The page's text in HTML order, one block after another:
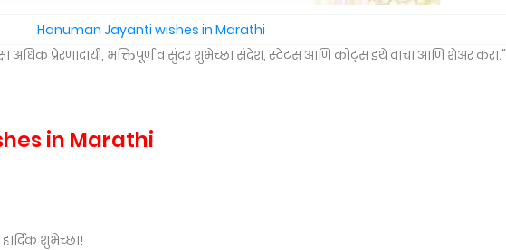
Hanuman Jayanti wishes in Marathi
अधिक प्रेरणादायी, भक्तिपूर्ण व सुंदर शुभेच्छा संदेश, स्टेटस आणि कोट्स इथे वाचा आणि शेअर करा."
in Marathi
शुभेच्छा!